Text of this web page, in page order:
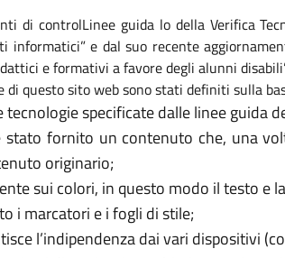
di controlLinee guida lo della Verifica
informatici” e dal suo recente
e formativi a favore degli alunni
di questo sito web sono stati definiti sulla
specificate dalle linee guida
fornito un contenuto che, una
originario;
sui colori, in questo modo il testo e
i marcatori e i fogli di stile;
l’indipendenza dai vari dispositivi